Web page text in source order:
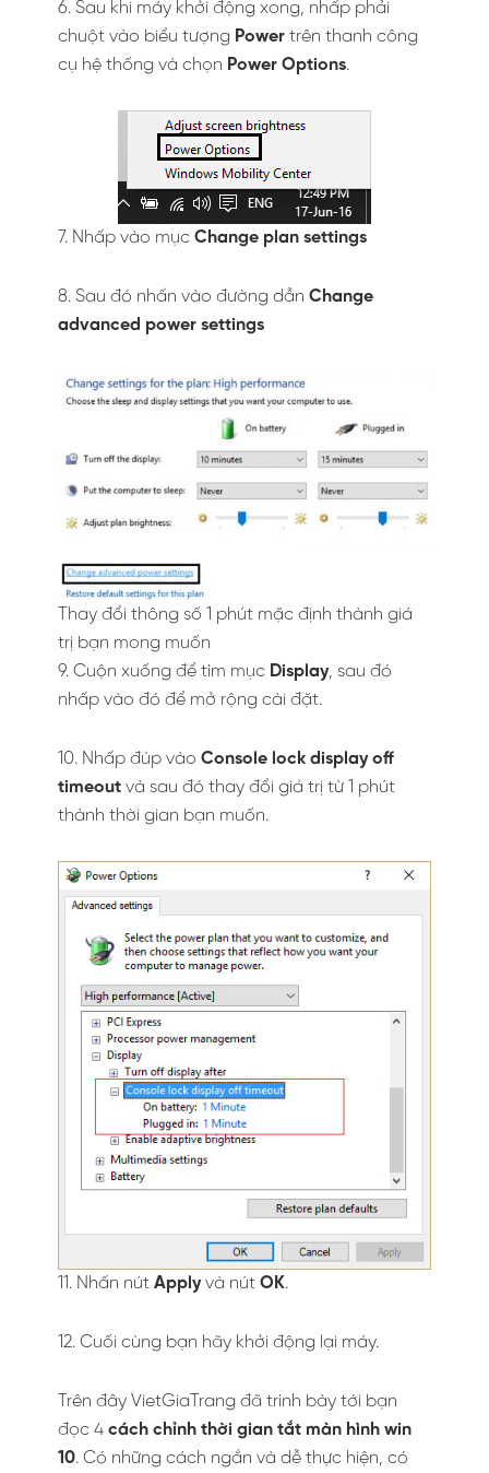
6. Sau khi máy khởi động xong, nhấp phải
chuột vào biểu tượng Power trên thanh công
cụ hệ thống và chọn Power Options.
7. Nhấp vào mục Change plan settings
8. Sau đó nhấn vào đường dẫn Change
advanced power settings
Thay đổi thông số 1 phút mặc định thành giá
trị bạn mong muốn
9. Cuộn xuống để tìm mục Display, sau đó
nhấp vào đó để mở rộng cài đặt.
10. Nhấp đúp vào Console lock display off
timeout và sau đó thay đổi giá trị từ 1 phút
thành thời gian bạn muốn.
11. Nhấn nút Applyvà nút OK.
12. Cuối cùng bạn hãy khởi động lại máy.
Trên đây VietGiaTrang đã trình bày tới bạn
đọc 4 cách chỉnh thời gian tắt màn hình win
10. Có những cách ngắn và dễ thực hiện, có